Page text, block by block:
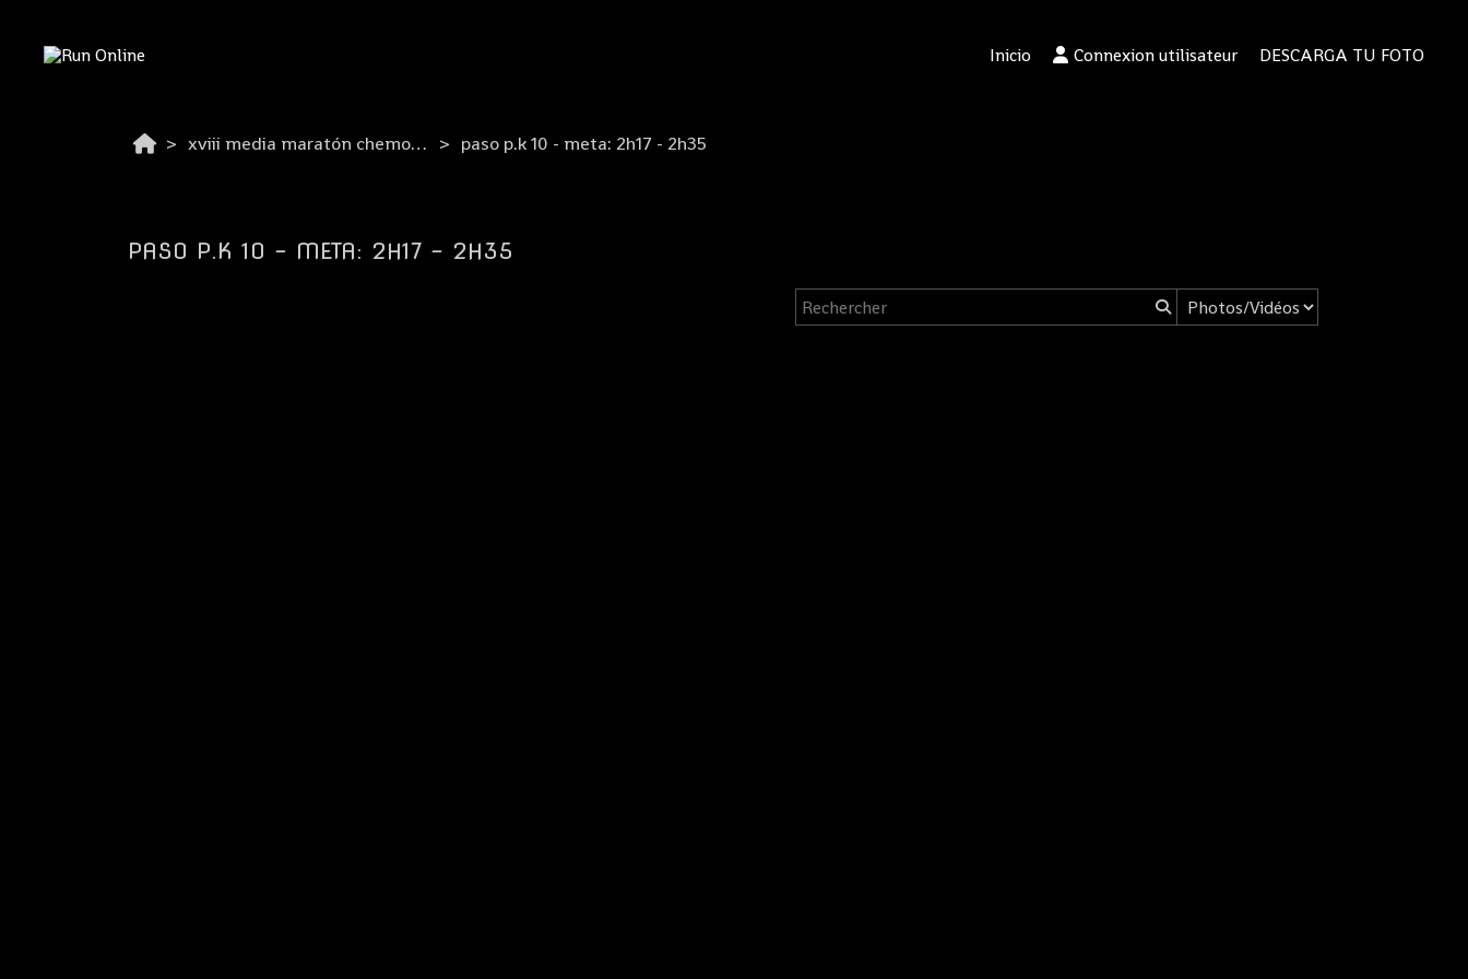
Inicio Connexion utilisateur DESCARGA TU FOTO
xviii media maratón chemo-liconsa de azuqueca 2026 paso p.k 10 - meta: 2h17 - 2h35
PASO P.K 10 - META: 2H17 - 2H35